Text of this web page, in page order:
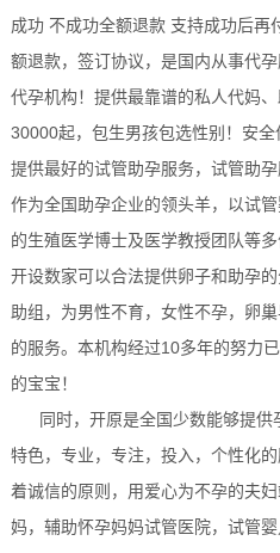
成功 不成功全额退款 支持成功后再
额退款，签订协议，是国内从事代
代孕机构！提供最靠谱的私人代妈
30000起，包生男孩包选性别！安
提供最好的试管助孕服务，试管助
作为全国助孕企业的领头羊，以试
的生殖医学博士及医学教授团队等
开设数家可以合法提供卵子和助孕
助组，为男性不育，女性不孕，卵
的服务。本机构经过10多年的努力
的宝宝！
同时，开原是全国少数能够提供
特色，专业，专注，投入，个性化
着诚信的原则，用爱心为不孕的夫
妈，辅助怀孕妈妈试管医院，试管